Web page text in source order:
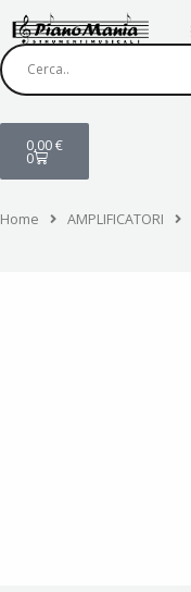
contenuto
0,00€
0
Carrello
Home AMPLIFICATORI